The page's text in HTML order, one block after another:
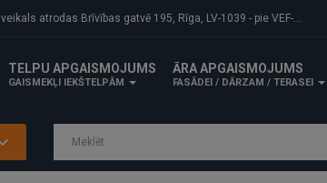
atrodas Brīvības gatvē 195, Rīga, LV-1039 - pie VEF-Gaisa tilta.
TELPU APGAISMOJUMS
GAISMEKĻI IEKŠTELPĀM
ĀRA APGAISMOJUMS
FASĀDEI / DĀRZAM / TERASEI